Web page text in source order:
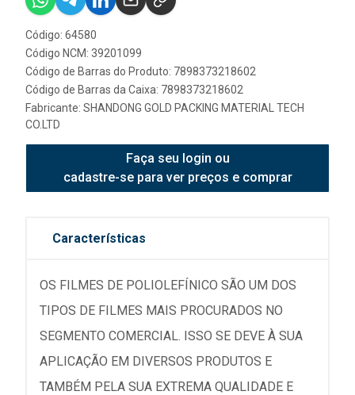
Código: 64580
Código NCM: 39201099
Código de Barras do Produto: 7898373218602
Código de Barras da Caixa: 7898373218602
Fabricante: SHANDONG GOLD PACKING MATERIAL TECH
CO.LTD
Faça seu login ou
cadastre-se para ver preços e comprar
Características
OS FILMES DE POLIOLEFÍNICO SÃO UM DOS
TIPOS DE FILMES MAIS PROCURADOS NO
SEGMENTO COMERCIAL. ISSO SE DEVE À SUA
APLICAÇÃO EM DIVERSOS PRODUTOS E
TAMBÉM PELA SUA EXTREMA QUALIDADE E